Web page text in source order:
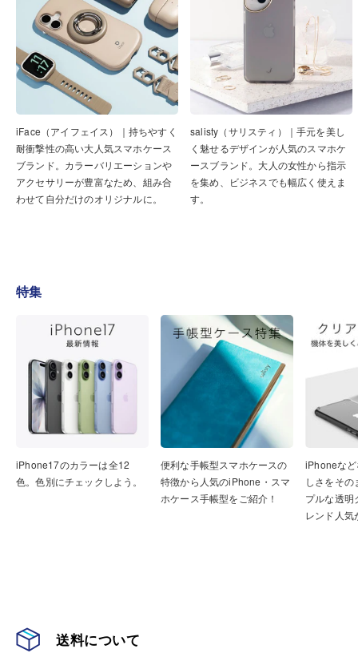
iFace（アイフェイス）｜持ちやすく
耐衝撃性の高い大人気スマホケース
ブランド。カラーバリエーションや
アクセサリーが豊富なため、組み合
わせて自分だけのオリジナルに。
salisty（サリスティ）｜手元を美し
く魅せるデザインが人気のスマホケ
ースブランド。大人の女性から指示
を集め、ビジネスでも幅広く使えま
す。
特集
iPhone17のカラーは全12
色。色別にチェックしよう。
便利な手帳型スマホケースの
特徴から人気のiPhone・スマ
ホケース手帳型をご紹介！
iPhoneな
しさをそ
プルな透明
レンド人気
送料について